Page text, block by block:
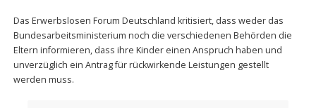
Das Erwerbslosen Forum Deutschland kritisiert, dass weder das
Bundesarbeitsministerium noch die verschiedenen Behörden die
Eltern informieren, dass ihre Kinder einen Anspruch haben und
unverzüglich ein Antrag für rückwirkende Leistungen gestellt
werden muss.